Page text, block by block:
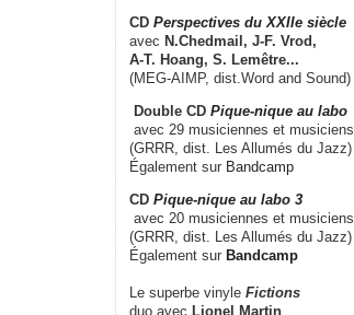
CD Perspectives du XXIIe siècle
avec N.Chedmail, J-F. Vrod,
A-T. Hoang, S. Lemêtre...
(MEG-AIMP, dist.Word and Sound)
Double CD Pique-nique au labo
avec 29 musiciennes et musiciens
(GRRR, dist. Les Allumés du Jazz)
Également sur Bandcamp
CD Pique-nique au labo 3
avec 20 musiciennes et musiciens
(GRRR, dist. Les Allumés du Jazz)
Également sur Bandcamp
Le superbe vinyle Fictions
duo avec Lionel Martin